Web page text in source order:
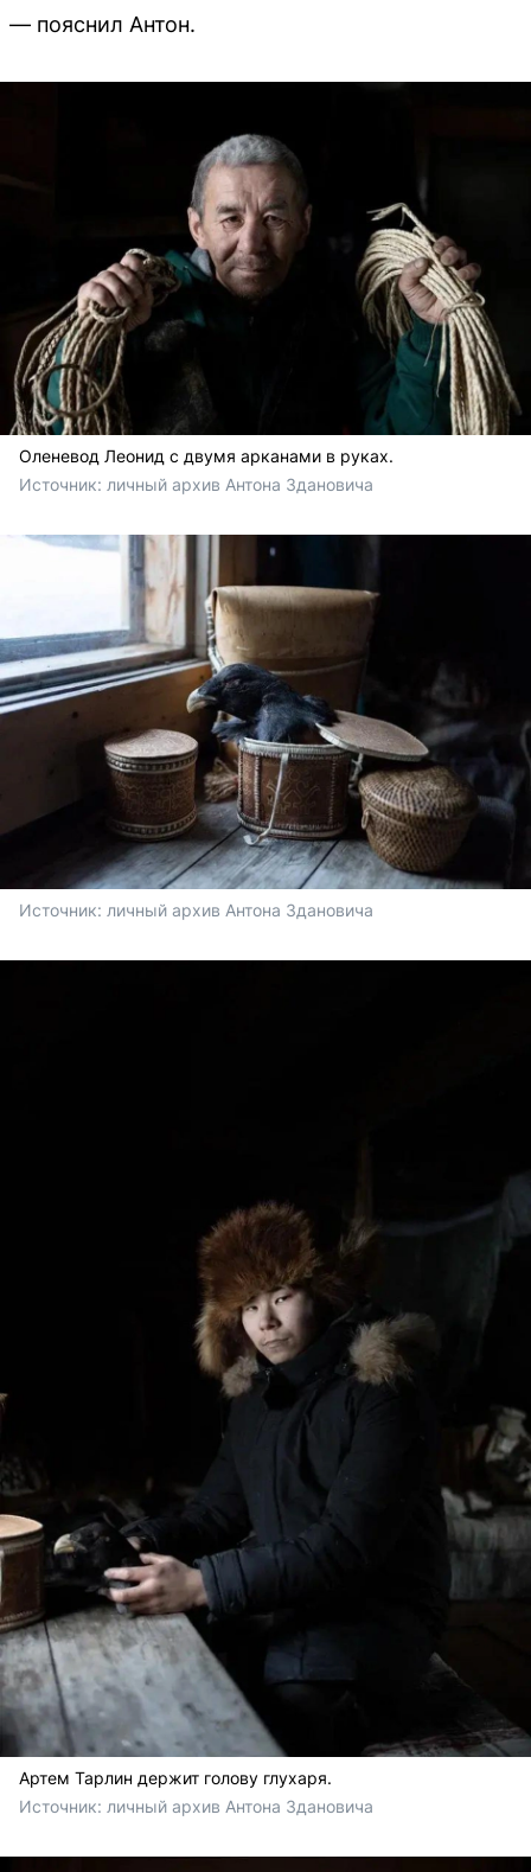
— пояснил Антон.
Оленевод Леонид с двумя арканами в руках.
Источник: личный архив Антона Здановича
Источник: личный архив Антона Здановича
Артем Тарлин держит голову глухаря.
Источник: личный архив Антона Здановича